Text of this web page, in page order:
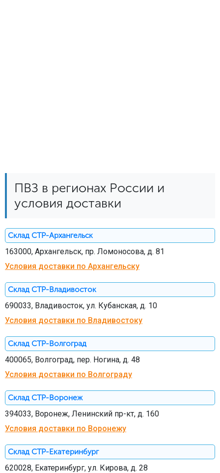
ПВЗ в регионах России и
условия доставки
Склад СТР-Архангельск
163000, Архангельск, пр. Ломоносова, д. 81
Условия доставки по Архангельску
Склад СТР-Владивосток
690033, Владивосток, ул. Кубанская, д. 10
Условия доставки по Владивостоку
Склад СТР-Волгоград
400065, Волгоград, пер. Ногина, д. 48
Условия доставки по Волгограду
Склад СТР-Воронеж
394033, Воронеж, Ленинский пр-кт, д. 160
Условия доставки по Воронежу
Склад СТР-Екатеринбург
620028, Екатеринбург, ул. Кирова, д. 28